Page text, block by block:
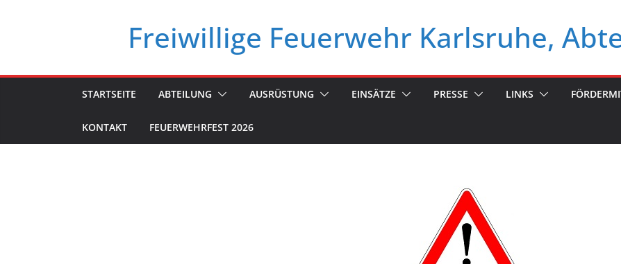
Freiwillige Feuerwehr Karlsruhe,
STARTSEITE ABTEILUNG AUSRÜSTUNG EINSÄTZE PRESSE LINKS
KONTAKT FEUERWEHRFEST 2026